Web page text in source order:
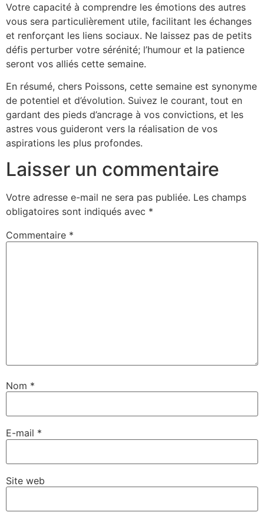
Votre capacité à comprendre les émotions des autres
vous sera particulièrement utile, facilitant les échanges
et renforçant les liens sociaux. Ne laissez pas de petits
défis perturber votre sérénité; l’humour et la patience
seront vos alliés cette semaine.
En résumé, chers Poissons, cette semaine est synonyme
de potentiel et d’évolution. Suivez le courant, tout en
gardant des pieds d’ancrage à vos convictions, et les
astres vous guideront vers la réalisation de vos
aspirations les plus profondes.
Laisser un commentaire
Votre adresse e-mail ne sera pas publiée. Les champs
obligatoires sont indiqués avec *
Commentaire *
Nom *
E-mail *
Site web